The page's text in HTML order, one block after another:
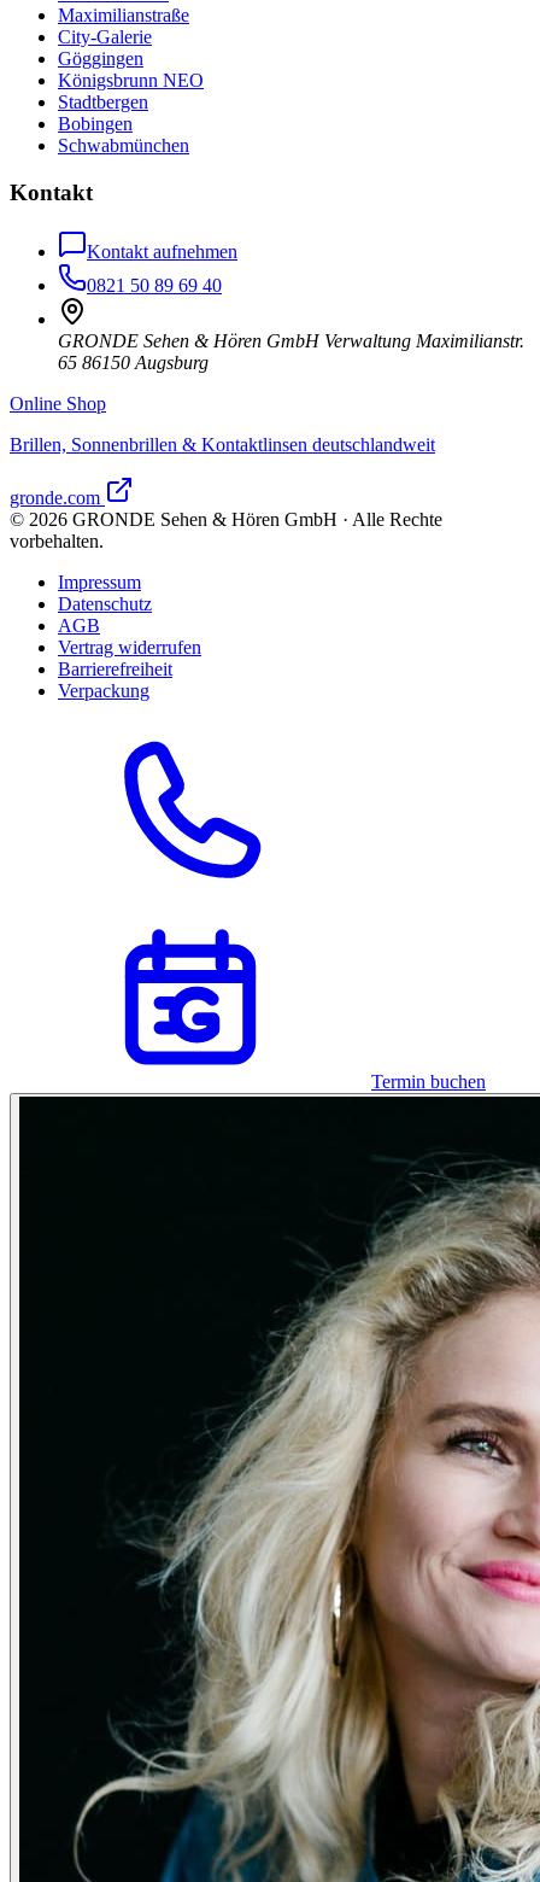
Maximilianstraße
City-Galerie
Göggingen
Königsbrunn NEO
Stadtbergen
Bobingen
Schwabmünchen
Kontakt
Kontakt aufnehmen
0821 50 89 69 40
GRONDE Sehen & Hören GmbH Verwaltung Maximilianstr.
65 86150 Augsburg
Online Shop
Brillen, Sonnenbrillen & Kontaktlinsen deutschlandweit
gronde.com
© 2026 GRONDE Sehen & Hören GmbH · Alle Rechte
vorbehalten.
Impressum
Datenschutz
AGB
Vertrag widerrufen
Barrierefreiheit
Verpackung
Termin buchen